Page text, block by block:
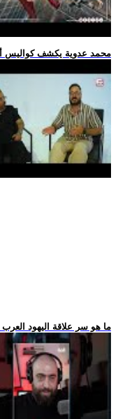
.. محمد عدوية يكشف كواليس
.. ما هو سر علاقة اليهود العرب